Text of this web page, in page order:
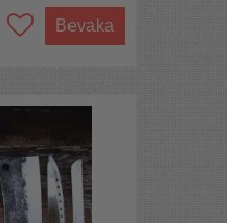
Bevaka